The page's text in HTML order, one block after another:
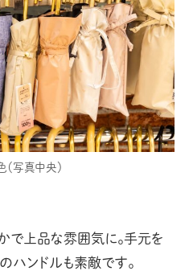
写真中央）
で上品な雰囲気に。手元を
ハンドルも素敵です。